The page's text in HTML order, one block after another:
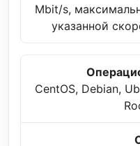
Mbit/s,
указанной
CentOS, Debian,